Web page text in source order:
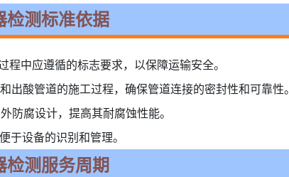
检测标准依据
中应遵循的标志要求，以保障运输安全。
酸管道的施工过程，确保管道连接的密封性和可靠性。
防腐设计，提高其耐腐蚀性能。
于设备的识别和管理。
检测服务周期